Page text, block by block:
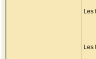
Les
Les